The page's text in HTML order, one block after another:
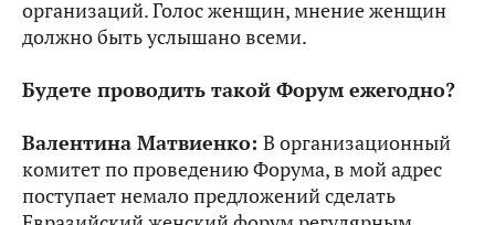
организаций. Голос женщин, мнение женщин
должно быть услышано всеми.
Будете проводить такой Форум ежегодно?
Валентина Матвиенко: В организационный
комитет по проведению Форума, в мой адрес
поступает немало предложений сделать